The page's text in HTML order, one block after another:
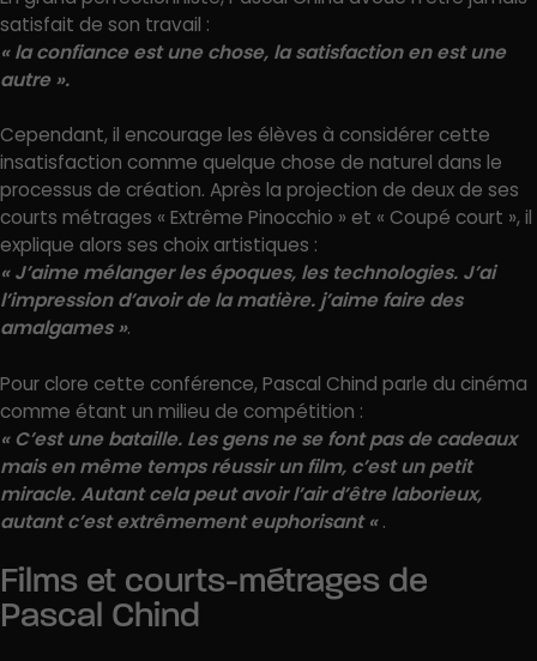
satisfait de son travail :
« la confiance est une chose, la satisfaction en est une
autre ».
Cependant, il encourage les élèves à considérer cette
insatisfaction comme quelque chose de naturel dans le
processus de création. Après la projection de deux de ses
courts métrages « Extrême Pinocchio » et « Coupé court », il
explique alors ses choix artistiques :
« J’aime mélanger les époques, les technologies. J’ai
l’impression d’avoir de la matière. j’aime faire des
amalgames ».
Pour clore cette conférence, Pascal Chind parle du cinéma
comme étant un milieu de compétition :
« C’est une bataille. Les gens ne se font pas de cadeaux
mais en même temps réussir un film, c’est un petit
miracle. Autant cela peut avoir l’air d’être laborieux,
autant c’est extrêmement euphorisant «.
Films et courts-métrages de
Pascal Chind